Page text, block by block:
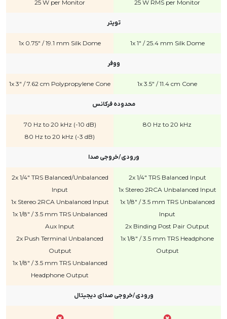
25 W RMS per Monitor
25 W per Monitor
تویتر
1x 1" / 25.4 mm Silk Dome
1x 0.75" / 19.1 mm Silk Dome
ووفر
1x 3.5" / 11.4 cm Cone
1x 3" / 7.62 cm Polypropylene Cone
محدوده فرکانس
80 Hz to 20 kHz
70 Hz to 20 kHz (-10 dB)
80 Hz to 20 kHz (-3 dB)
ورودی/خروجی صدا
2x 1/4" TRS Balanced Input
1x Stereo 2RCA Unbalanced Input
1x 1/8" / 3.5 mm TRS Unbalanced
Input
2x Binding Post Pair Output
1x 1/8" / 3.5 mm TRS Headphone
Output
2x 1/4" TRS Balanced/Unbalanced
Input
1x Stereo 2RCA Unbalanced Input
1x 1/8" / 3.5 mm TRS Unbalanced
Aux Input
2x Push Terminal Unbalanced
Output
1x 1/8" / 3.5 mm TRS Unbalanced
Headphone Output
ورودی/خروجی صدای دیجیتال